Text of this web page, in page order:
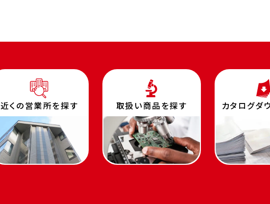
近くの営業所を探す 取扱い商品を探す カタログダ